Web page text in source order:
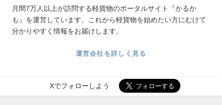
月間7万人以上が訪問する軽貨物のポータルサイト『かるか
も』を運営しています。これから軽貨物を始めたい方にむけて
分かりやすく情報をお届けします。
運営会社を詳しく見る
Xでフォローしよう